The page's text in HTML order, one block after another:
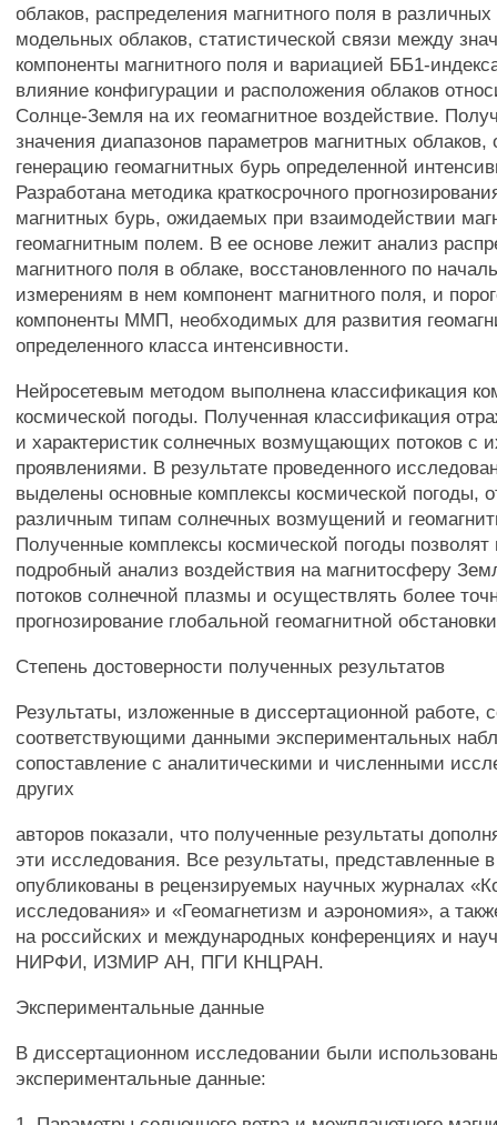
облаков, распределения магнитного поля в
модельных облаков, статистической связи между
компоненты магнитного поля и вариацией ББ1-
влияние конфигурации и расположения облаков
Солнце-Земля на их геомагнитное воздействие.
значения диапазонов параметров магнитных
генерацию геомагнитных бурь определенной
Разработана методика краткосрочного
магнитных бурь, ожидаемых при взаимодействии
геомагнитным полем. В ее основе лежит анализ
магнитного поля в облаке, восстановленного по
измерениям в нем компонент магнитного поля, и
компоненты ММП, необходимых для развития
определенного класса интенсивности.
Нейросетевым методом выполнена классификация
космической погоды. Полученная классификация
и характеристик солнечных возмущающих потоков с
проявлениями. В результате проведенного
выделены основные комплексы космической погоды,
различным типам солнечных возмущений и
Полученные комплексы космической погоды позволят
подробный анализ воздействия на магнитосферу
потоков солнечной плазмы и осуществлять более
прогнозирование глобальной геомагнитной
Степень достоверности полученных результатов
Результаты, изложенные в диссертационной работе,
соответствующими данными экспериментальных
сопоставление с аналитическими и численными
других
авторов показали, что полученные результаты
эти исследования. Все результаты, представленные
опубликованы в рецензируемых научных журналах
исследования» и «Геомагнетизм и аэрономия», а
на российских и международных конференциях и
НИРФИ, ИЗМИР АН, ПГИ КНЦРАН.
Экспериментальные данные
В диссертационном исследовании были
экспериментальные данные: